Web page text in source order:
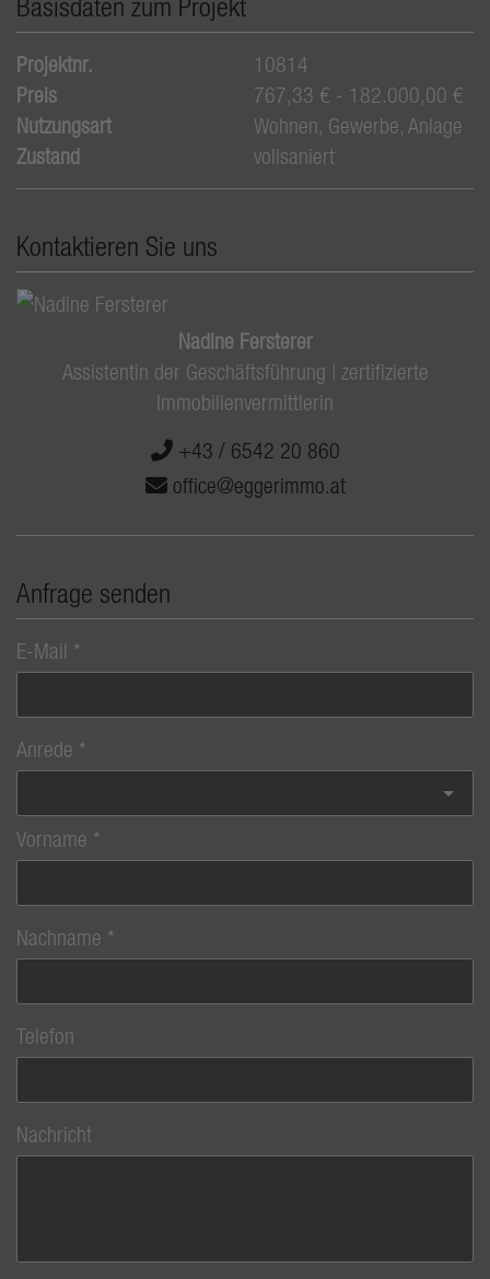
Projektnr.
10814
Preis
767,33 € - 182.000,00 €
Nutzungsart
Wohnen Gewerbe Anlage
Zustand
vollsaniert
Kontaktieren Sie uns
Nadine Fersterer
Assistentin der Geschäftsführung | zertifizierte
Immobilienvermittlerin
+43 / 6542 20 860
office@eggerimmo.at
Anfrage senden
E-Mail
Anrede
Vorname
Nachname
Telefon
Nachricht